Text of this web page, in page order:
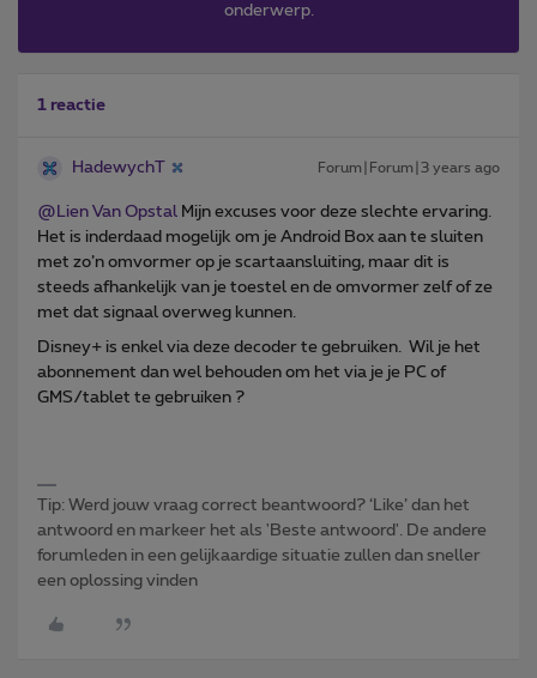
onderwerp.
1 reactie
HadewychT Forum|Forum|3 years ago
@Lien Van Opstal Mijn excuses voor deze slechte ervaring.
Het is inderdaad mogelijk om je Android Box aan te sluiten
met zo’n omvormer op je scartaansluiting, maar dit is
steeds afhankelijk van je toestel en de omvormer zelf of ze
met dat signaal overweg kunnen.
Disney+ is enkel via deze decoder te gebruiken. Wil je het
abonnement dan wel behouden om het via je je PC of
GMS/tablet te gebruiken ?
Tip: Werd jouw vraag correct beantwoord? ‘Like’ dan het
antwoord en markeer het als 'Beste antwoord'. De andere
forumleden in een gelijkaardige situatie zullen dan sneller
een oplossing vinden